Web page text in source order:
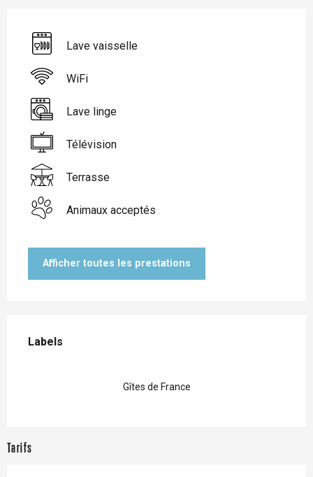
Lave vaisselle
WiFi
Lave linge
Télévision
Terrasse
Animaux acceptés
Afficher toutes les prestations
Labels
Labels
Gîtes de France
Tarifs